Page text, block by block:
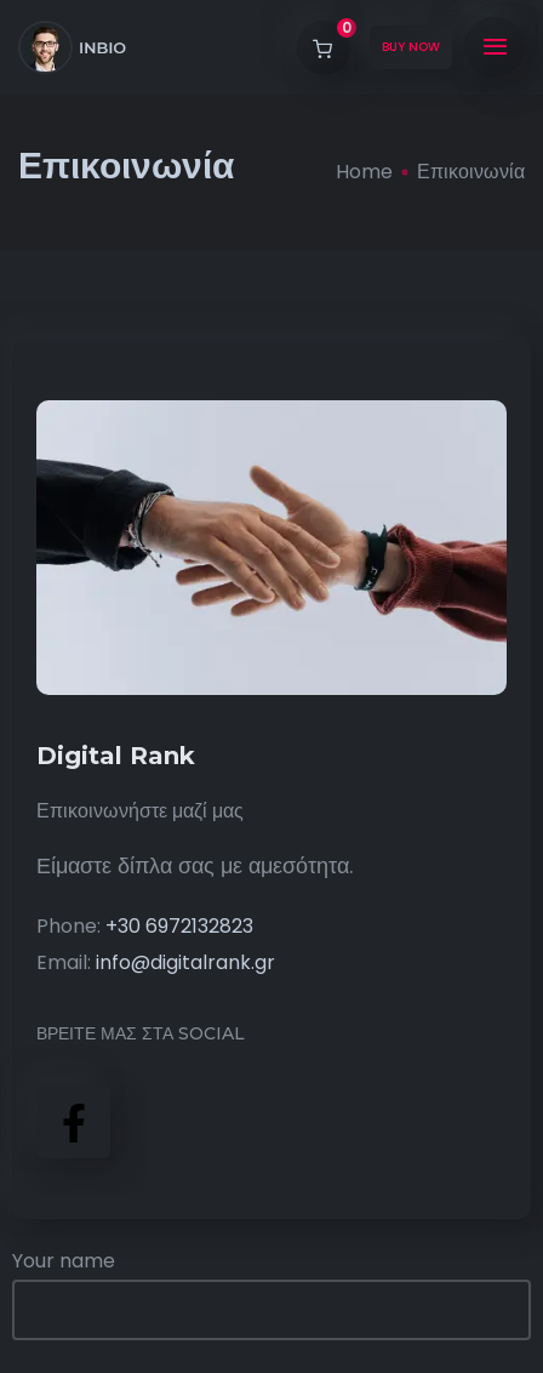
0
BUY NOW
Επικοινωνία Home Επικοινωνία
Digital Rank
Επικοινωνήστε μαζί μας
Είμαστε δίπλα σας με αμεσότητα.
Phone: +30 6972132823
Email: info@digitalrank.gr
ΒΡΕΙΤΕ ΜΑΣ ΣΤΑ SOCIAL
Your name